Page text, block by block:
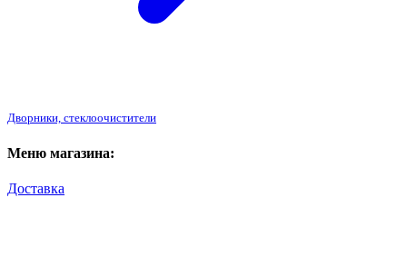
Дворники, стеклоочистители
Меню магазина:
Доставка